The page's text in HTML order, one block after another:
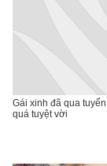
Gái xinh đã qua
quá tuyệt vời